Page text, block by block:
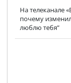
На телеканале
почему
люблю тебя”